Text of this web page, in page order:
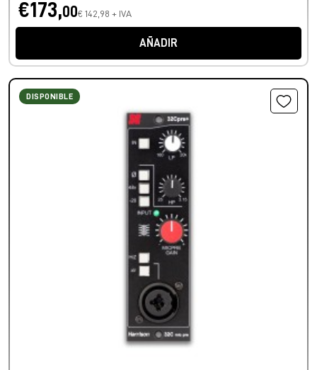
€173,00€ 142,98 + IVA
AÑADIR
DISPONIBLE